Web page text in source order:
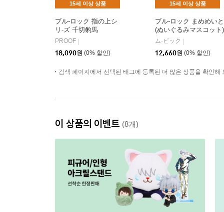
15세 이상 상품
ブル-ロック 指の上シ
リ-ズ 千切豹馬
PROOF
18,090원 (0% 할인)
15세 이상 상품
ブル-ロック まめめいと
(ぬいぐるみマスコット)
第二彈 千切豹馬(制服
ム-ビック
12,660원 (0% 할인)
검색 페이지에서 선택된 태그에 등록된 더 많은 상품을 확인해
이 상품의 이벤트 (8개)